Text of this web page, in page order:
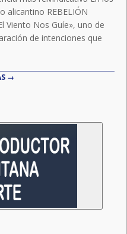
alicantino REBELIÓN
Viento Nos Guíe», uno de
de intenciones que
→